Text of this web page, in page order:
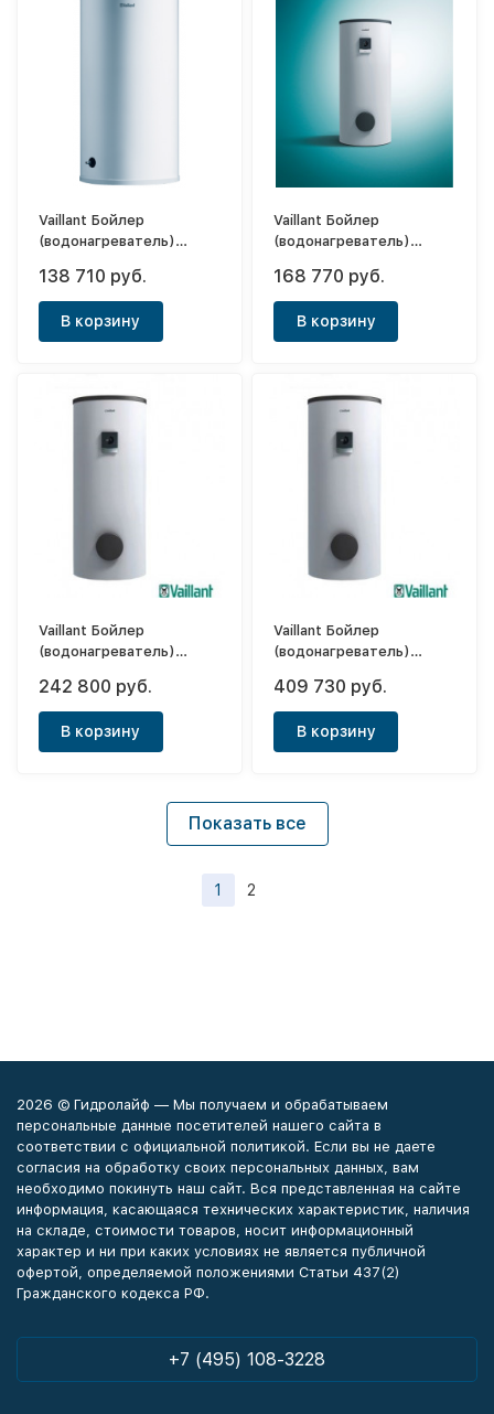
Vaillant Бойлер
(водонагреватель)
uniSTOR VIH R 150/6 В
138 710 руб.
В корзину
Vaillant Бойлер
(водонагреватель)
uniSTOR VIH R 200/6 ВR
168 770 руб.
В корзину
Vaillant Бойлер
(водонагреватель)
uniSTOR VIH R 300/3 BR
242 800 руб.
В корзину
Vaillant Бойлер
(водонагреватель)
uniSTOR VIH M 300/3 MR
409 730 руб.
В корзину
Показать все
1 2
2026 © Гидролайф — Мы получаем и обрабатываем
персональные данные посетителей нашего сайта в
соответствии с официальной политикой. Если вы не даете
согласия на обработку своих персональных данных, вам
необходимо покинуть наш сайт. Вся представленная на сайте
информация, касающаяся технических характеристик, наличия
на складе, стоимости товаров, носит информационный
характер и ни при каких условиях не является публичной
офертой, определяемой положениями Статьи 437(2)
Гражданского кодекса РФ.
+7 (495) 108-3228